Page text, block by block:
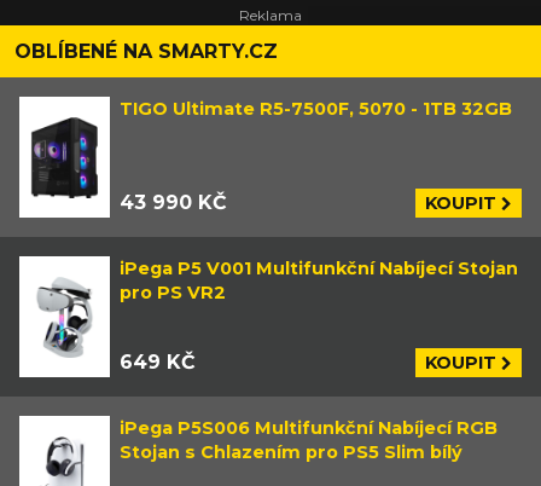
OBLÍBENÉ NA SMARTY.CZ
TIGO Ultimate R5-7500F, 5070 - 1TB 32GB
43 990 KČ KOUPIT
iPega P5 V001 Multifunkční Nabíjecí Stojan
pro PS VR2
649 KČ KOUPIT
iPega P5S006 Multifunkční Nabíjecí RGB
Stojan s Chlazením pro PS5 Slim bílý